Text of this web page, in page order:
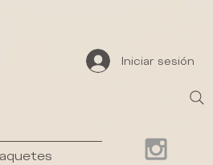
Iniciar sesión